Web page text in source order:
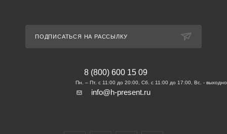
ПОДПИСАТЬСЯ НА РАССЫЛКУ
8 (800) 600 15 09
info@h-present.ru